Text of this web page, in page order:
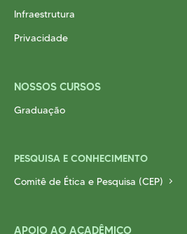
Biblioteca
Acessibilidade
Nossas Unidades
Infraestrutura
Privacidade
NOSSOS CURSOS
Graduação
PESQUISA E CONHECIMENTO
Comitê de Ética e Pesquisa (CEP)
APOIO AO ACADÊMICO